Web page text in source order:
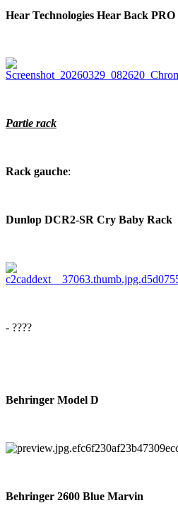
Hear Technologies Hear Back
Partie rack
Rack gauche:
Dunlop DCR2-SR Cry Baby Rack
- ????
Behringer Model D
Behringer 2600 Blue Marvin